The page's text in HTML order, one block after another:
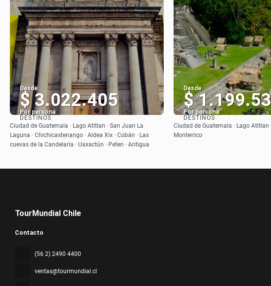
Desde
$ 3.022.405
Por persona
Ver
DESTINOS
Ciudad de Guatemala · Lago Atitlan · San Juan La
Laguna · Chichicastenango · Aldea Xix · Cobán · Las
cuevas de la Candelaria · Uaxactún · Peten · Antigua
Desde
$
Por persona
Ver
DESTINOS
Ciudad de Guatemala · Lago Atitlan
Monterrico
TourMundial Chile
Contacto
(56 2) 2490 4400
ventas@tourmundial.cl